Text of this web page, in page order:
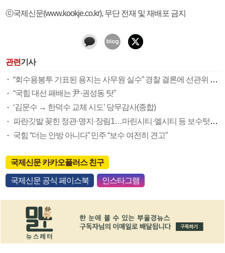
ⓒ국제신문(www.kookje.co.kr), 무단 전재 및 재배포 금지
관련기사
“회수용봉투 기표된 용지는 사무원 실수” 경찰 결론에 선관위 부실 투표관리 도마(종합)
“국힘 대선 패배는 尹·권성동 탓”
‘김문수 → 한덕수 교체 시도’ 당무감사(종합)
파란깃발 꽂힌 정관·명지·장림1…마린시티·엘시티 등 보수텃밭도 미세변화 감지
국힘 “더는 안방 아니다” 민주 “보수 여전히 견고”
국제신문 카카오플러스 친구
국제신문 공식 페이스북 인스타그램